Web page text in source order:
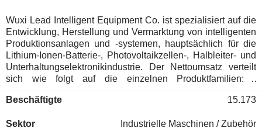
Wuxi Lead Intelligent Equipment Co. ist spezialisiert auf die
Entwicklung, Herstellung und Vermarktung von intelligenten
Produktionsanlagen und -systemen, hauptsächlich für die
Lithium-Ionen-Batterie-, Photovoltaikzellen-, Halbleiter- und
Unterhaltungselektronikindustrie. Der Nettoumsatz verteilt
sich wie folgt auf die einzelnen Produktfamilien: -
Anlagen und Systeme für die Produktion von
Logistiksysteme und -lösungen (8,6%); - intelligente
Beschäftigte 15.173
Sektor Industrielle Maschinen / Zubehör